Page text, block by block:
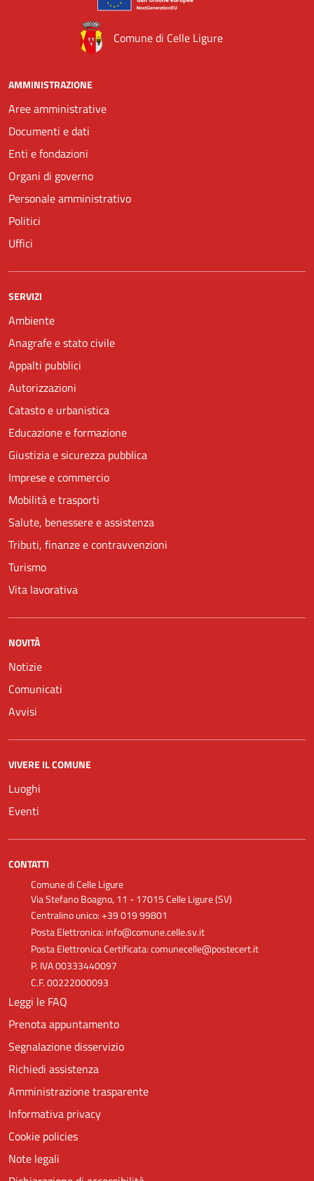
Comune di Celle Ligure
AMMINISTRAZIONE
Aree amministrative
Documenti e dati
Enti e fondazioni
Organi di governo
Personale amministrativo
Politici
Uffici
SERVIZI
Ambiente
Anagrafe e stato civile
Appalti pubblici
Autorizzazioni
Catasto e urbanistica
Educazione e formazione
Giustizia e sicurezza pubblica
Imprese e commercio
Mobilità e trasporti
Salute, benessere e assistenza
Tributi, finanze e contravvenzioni
Turismo
Vita lavorativa
NOVITÀ
Notizie
Comunicati
Avvisi
VIVERE IL COMUNE
Luoghi
Eventi
CONTATTI
Comune di Celle Ligure
Via Stefano Boagno, 11 - 17015 Celle Ligure (SV)
Centralino unico: +39 019 99801
Posta Elettronica: info@comune.celle.sv.it
Posta Elettronica Certificata: comunecelle@postecert.it
P. IVA 00333440097
C.F. 00222000093
Leggi le FAQ
Prenota appuntamento
Segnalazione disservizio
Richiedi assistenza
Amministrazione trasparente
Informativa privacy
Cookie policies
Note legali